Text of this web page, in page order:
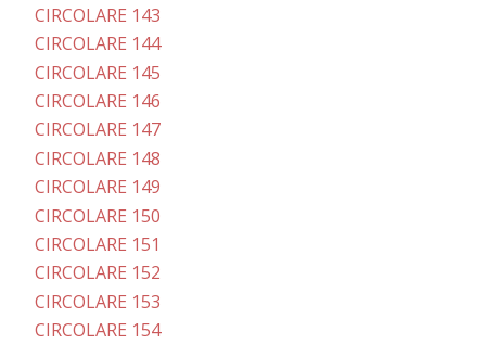
CIRCOLARE 143
CIRCOLARE 144
CIRCOLARE 145
CIRCOLARE 146
CIRCOLARE 147
CIRCOLARE 148
CIRCOLARE 149
CIRCOLARE 150
CIRCOLARE 151
CIRCOLARE 152
CIRCOLARE 153
CIRCOLARE 154